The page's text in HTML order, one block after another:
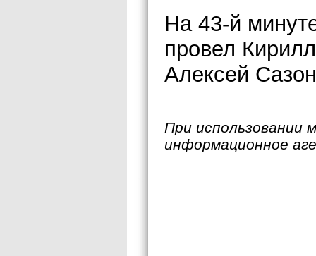
На 43-й
провел
Алексей
При использовании
информационное